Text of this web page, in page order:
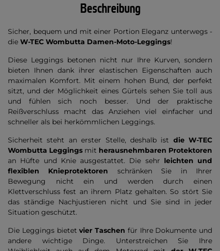
Beschreibung
Sicher, bequem und mit einer Portion Eleganz unterwegs -
die W-TEC Wombutta Damen-Moto-Leggings!
Diese Leggings betonen nicht nur Ihre Kurven, sondern
bieten Ihnen dank ihrer elastischen Eigenschaften auch
maximalen Komfort. Mit einem hohen Bund, der perfekt
sitzt, und der Möglichkeit eines Gürtels sehen Sie toll aus
und fühlen sich noch besser. Und der praktische
Reißverschluss macht das Anziehen viel einfacher und
schneller als bei herkömmlichen Leggings.
Sicherheit steht an erster Stelle, deshalb ist die W-TEC
Wombutta Leggings mit herausnehmbaren Protektoren
an Hüfte und Knie ausgestattet. Die sehr leichten und
flexiblen Knieprotektoren schränken Sie in Ihrer
Bewegung nicht ein und werden durch einen
Klettverschluss fest an ihrem Platz gehalten. So stört Sie
das ständige Nachjustieren nicht und Sie sind in jeder
Situation geschützt.
Die Leggings bietetvier Taschen für Ihre Dokumente und
andere wichtige Dinge. Unterstreichen Sie Ihre